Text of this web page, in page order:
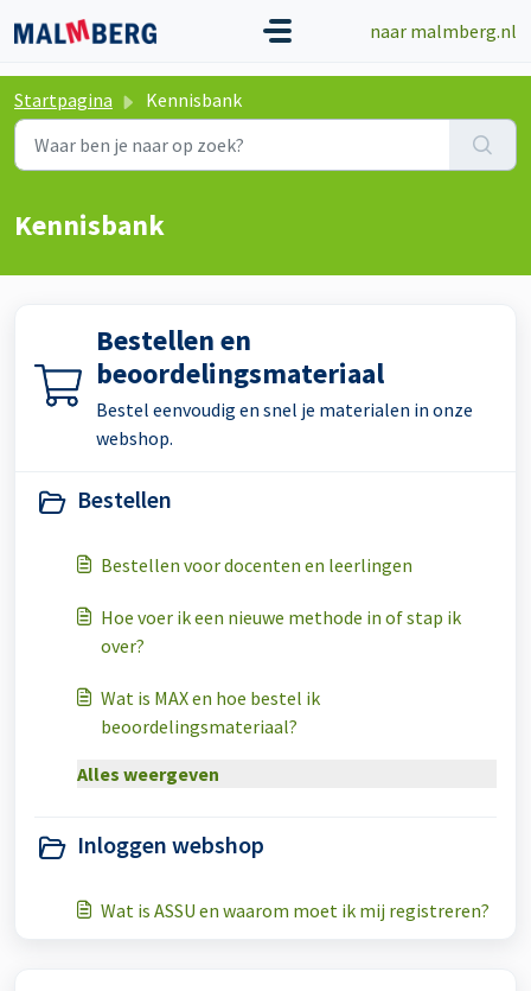
naar malmberg.nl
Startpagina Kennisbank
Kennisbank
Bestellen en
beoordelingsmateriaal
Bestel eenvoudig en snel je materialen in onze
webshop.
Bestellen
Bestellen voor docenten en leerlingen
Hoe voer ik een nieuwe methode in of stap ik
over?
Wat is MAX en hoe bestel ik
beoordelingsmateriaal?
Alles weergeven
Inloggen webshop
Wat is ASSU en waarom moet ik mij registreren?